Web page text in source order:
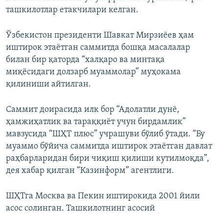
ташкилотлар етакчилари келган.
Ўзбекистон президенти Шавкат Мирзиёев ҳам
иштирок этаётган саммитда бошқа масалалар
билан бир қаторда “халқаро ва минтақа
миқёсидаги долзарб муаммолар” муҳокама
қилиниши айтилган.
Саммит доирасида илк бор “Адолатли дунё,
ҳамжиҳатлик ва тараққиёт учун бирдамлик”
мавзусида “ШҲТ плюс” учрашуви бўлиб ўтади. “Бу
муаммо бўйича саммитда иштирок этаётган давлат
раҳбарларидан бири чиқиш қилиши кутилмоқда”,
дея хабар қилган “Казинформ” агентлиги.
ШҲТга Москва ва Пекин иштирокида 2001 йили
асос солинган. Ташкилотнинг асосий